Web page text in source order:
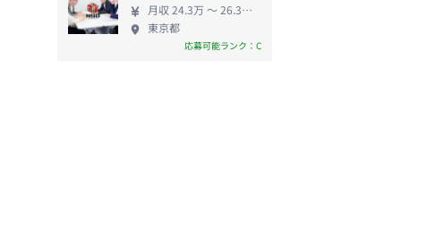
月収 24.3万 〜 26.3万円
東京都
応募可能ランク：C